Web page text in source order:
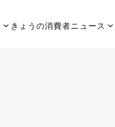
きょうの消費者ニュース